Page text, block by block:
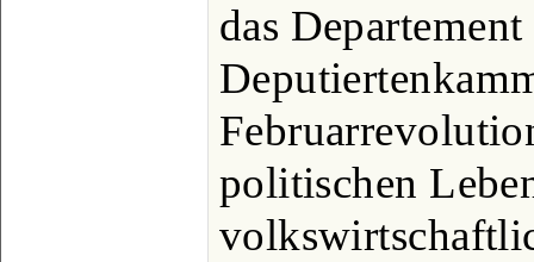
das
politischen